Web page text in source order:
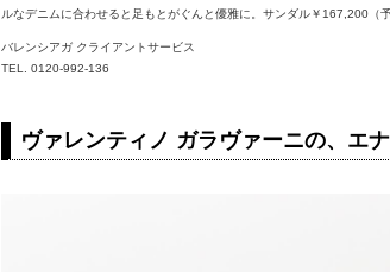
ルなデニムに合わせると足もとがぐんと優雅に。サンダル￥167,200（
バレンシアガ クライアントサービス
TEL. 0120-992-136
ヴァレンティノ ガラヴァーニの、エ